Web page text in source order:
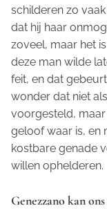
schilderen zo
dat hij haar
zoveel, maar het
deze man wilde
feit, en dat
wonder dat niet
voorgesteld,
geloof waar is, en
kostbare genade
willen ophelderen.
Genezzano kan